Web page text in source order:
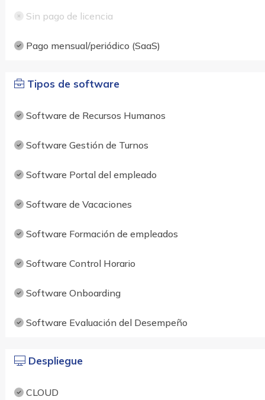
Sin pago de licencia
Pago mensual/periódico (SaaS)
Tipos de software
Software de Recursos Humanos
Software Gestión de Turnos
Software Portal del empleado
Software de Vacaciones
Software Formación de empleados
Software Control Horario
Software Onboarding
Software Evaluación del Desempeño
Despliegue
CLOUD